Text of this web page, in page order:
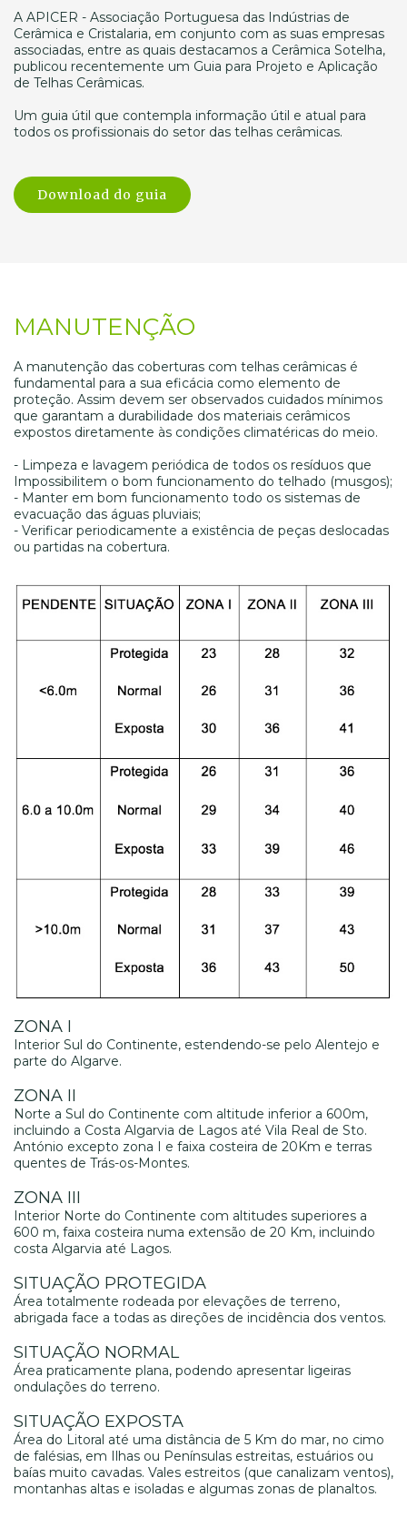
A APICER - Associação Portuguesa das Indústrias de
Cerâmica e Cristalaria, em conjunto com as suas empresas
associadas, entre as quais destacamos a Cerâmica Sotelha,
publicou recentemente um Guia para Projeto e Aplicação
de Telhas Cerâmicas.
Um guia útil que contempla informação útil e atual para
todos os profissionais do setor das telhas cerâmicas.
Download do guia
MANUTENÇÃO
A manutenção das coberturas com telhas cerâmicas é
fundamental para a sua eficácia como elemento de
proteção. Assim devem ser observados cuidados mínimos
que garantam a durabilidade dos materiais cerâmicos
expostos diretamente às condições climatéricas do meio.
- Limpeza e lavagem periódica de todos os resíduos que
Impossibilitem o bom funcionamento do telhado (musgos);
- Manter em bom funcionamento todo os sistemas de
evacuação das águas pluviais;
- Verificar periodicamente a existência de peças deslocadas
ou partidas na cobertura.
ZONA I
Interior Sul do Continente, estendendo-se pelo Alentejo e
parte do Algarve.
ZONA II
Norte a Sul do Continente com altitude inferior a 600m,
incluindo a Costa Algarvia de Lagos até Vila Real de Sto.
António excepto zona I e faixa costeira de 20Km e terras
quentes de Trás-os-Montes.
ZONA III
Interior Norte do Continente com altitudes superiores a
600 m, faixa costeira numa extensão de 20 Km, incluindo
costa Algarvia até Lagos.
SITUAÇÃO PROTEGIDA
Área totalmente rodeada por elevações de terreno,
abrigada face a todas as direções de incidência dos ventos.
SITUAÇÃO NORMAL
Área praticamente plana, podendo apresentar ligeiras
ondulações do terreno.
SITUAÇÃO EXPOSTA
Área do Litoral até uma distância de 5 Km do mar, no cimo
de falésias, em Ilhas ou Penínsulas estreitas, estuários ou
baías muito cavadas. Vales estreitos (que canalizam ventos),
montanhas altas e isoladas e algumas zonas de planaltos.